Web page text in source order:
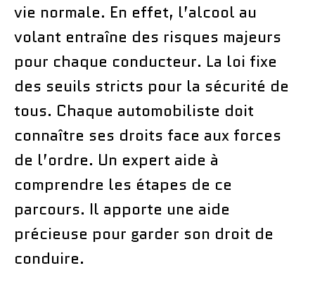
vie normale. En effet, l’alcool au
volant entraîne des risques majeurs
pour chaque conducteur. La loi fixe
des seuils stricts pour la sécurité de
tous. Chaque automobiliste doit
connaître ses droits face aux forces
de l’ordre. Un expert aide à
comprendre les étapes de ce
parcours. Il apporte une aide
précieuse pour garder son droit de
conduire.